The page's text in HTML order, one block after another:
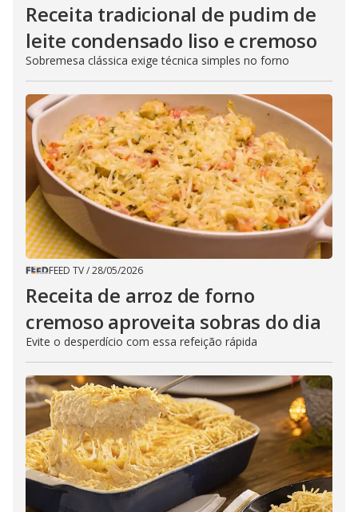
Receita tradicional de pudim de
leite condensado liso e cremoso
Sobremesa clássica exige técnica simples no forno
FEED TV/28/05/2026
Receita de arroz de forno
cremoso aproveita sobras do dia
Evite o desperdício com essa refeição rápida